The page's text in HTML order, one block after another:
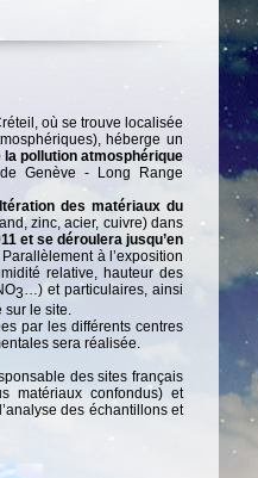
où se trouve localisée
héberge un
la pollution atmosphérique
Genève - Long Range
des matériaux du
zinc, acier, cuivre) dans
et se déroulera jusqu’en
à l’exposition
relative, hauteur des
3…) et particulaires, ainsi
sur le site.
par les différents centres
sera réalisée.
des sites français
matériaux confondus) et
des échantillons et